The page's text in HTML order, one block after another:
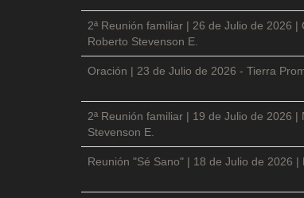
2ª Reunión familiar | 26 de Julio de 2026
Roberto Stevenson E.
Oración | 23 de Julio de 2026 - Tierra
2ª Reunión familiar | 19 de Julio de 2026
Stevenson E.
Reunión "Sé Sano" | 18 de Julio de 2026